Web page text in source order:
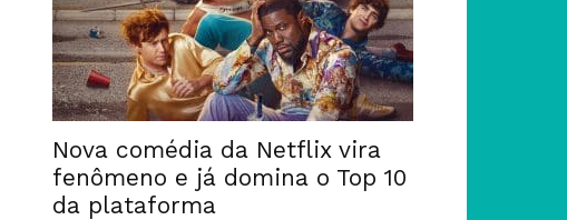
Nova comédia da Netflix vira
fenômeno e já domina o Top 10
da plataforma